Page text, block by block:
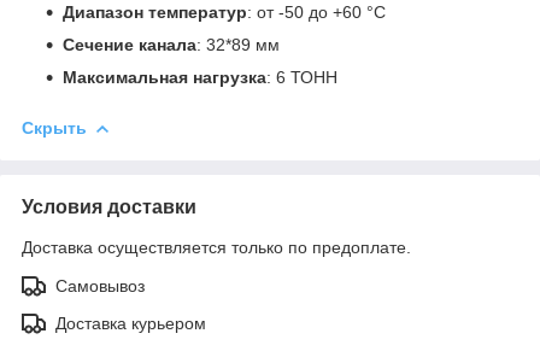
Диапазон температур: от -50 до +6 0 °C
Сечение канала: 32*89 мм
Максимальная нагрузка: 6 Т ОНН
Скрыть
Условия доставки
Доставка осуществляется только по предоплате.
Самовывоз
Доставка курьером